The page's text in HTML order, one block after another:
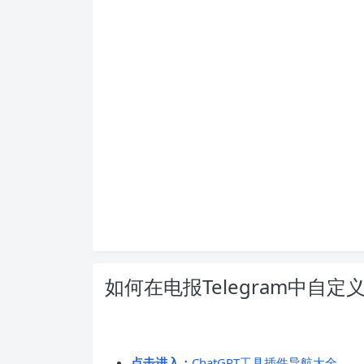
如何在电报Telegram中自定